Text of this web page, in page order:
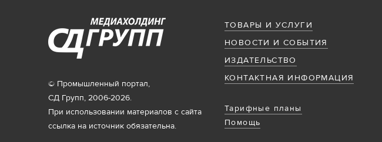
ТОВАРЫ И УСЛУГИ
НОВОСТИ И СОБЫТИЯ
ИЗДАТЕЛЬСТВО
КОНТАКТНАЯ ИНФОРМАЦИЯ
Тарифные планы
Помощь
© Промышленный портал,
СД Групп, 2006-2026.
При использовании материалов с сайта
ссылка на источник обязательна.